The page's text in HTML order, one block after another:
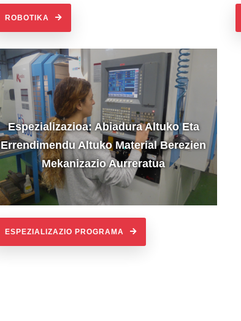
ROBOTIKA
Espezializazioa: Abiadura Altuko Eta
Errendimendu Altuko Material Berezien
Mekanizazio Aurreratua
ESPEZIALIZAZIO PROGRAMA